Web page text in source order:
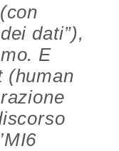
dati”),
E
(human